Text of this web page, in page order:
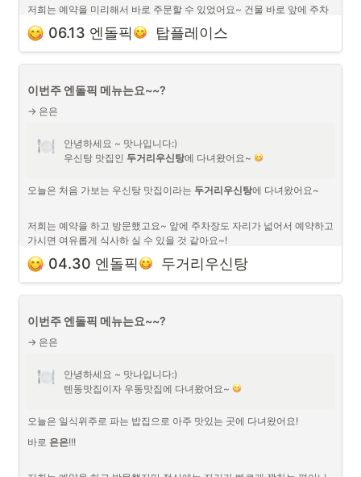
저희는 예약을 미리해서 바로 주문할 수 있었어요~ 건물 바로 앞에 주차
장도 자리가 넓어서 예약하고 가시면 좋을 것 같아요~
다양한 메뉴들이 있어서 저희는 이것저것 다 시켜봤습니다~!
오늘은 새롭고 입도 즐거운 엔돌픽이였습니다~
06.13 엔돌픽
  탑플레이스
이번주 엔돌픽 메뉴는요~~?
→ 은은
안녕하세요 ~ 맛나입니다:)
우신탕 맛집인 두거리우신탕에 다녀왔어요~
오늘은 처음 가보는 우신탕 맛집이라는 두거리우신탕에 다녀왔어요~
저희는 예약을 하고 방문했고요~ 앞에 주차장도 자리가 넓어서 예약하고
가시면 여유롭게 식사하 실 수 있을 것 같아요~!
주문한 음식은 우신전골!!(1인도 가능하다고 하네요!)
우신전골에 돌솥밥까지… 푸짐했어요!
04.30 엔돌픽
  두거리우신탕
이번주 엔돌픽 메뉴는요~~?
→ 은은
안녕하세요 ~ 맛나입니다:)
텐동맛집이자 우동맛집에 다녀왔어요~
오늘은 일식위주로 파는 밥집으로 아주 맛있는 곳에 다녀왔어요!
바로 은은!!!